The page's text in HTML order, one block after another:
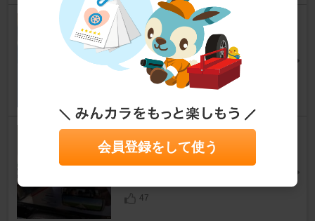
AXIS-PARTS スマートフォン
ホルダー
ステップワゴンスパーダ [RP6/7/8]
ken0516さん
YAC ZE-107 SLIMサポートミラ
ーWIDE
47
会員登録をして使う